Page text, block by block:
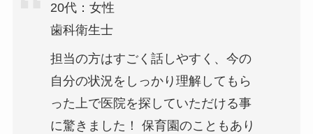
20代：女性
歯科衛生士
担当の方はすごく話しやすく、今の
自分の状況をしっかり理解してもら
った上で医院を探していただける事
に驚きました！ 保育園のこともあり